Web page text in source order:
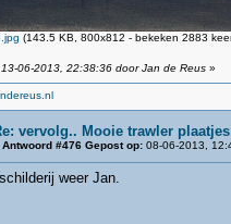
(143.5 KB, 800x812 - bekeken 2883
06-2013, 22:38:36 door Jan de Reus»
vervolg.. Mooie trawler plaatjes
Antwoord #476 Gepost op:08-06-2013,
weer Jan.